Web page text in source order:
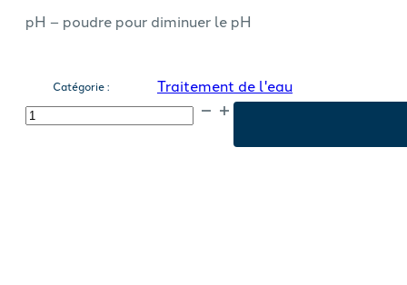
pH – poudre pour diminuer le pH
Catégorie : Traitement de l'eau
quantité